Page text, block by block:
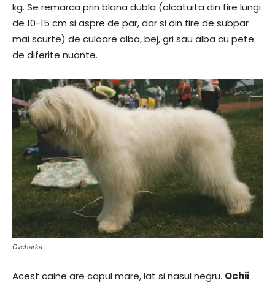
kg. Se remarca prin blana dubla (alcatuita din fire lungi
de 10-15 cm si aspre de par, dar si din fire de subpar
mai scurte) de culoare alba, bej, gri sau alba cu pete
de diferite nuante.
Ovcharka
Acest caine are capul mare, lat si nasul negru. Ochii